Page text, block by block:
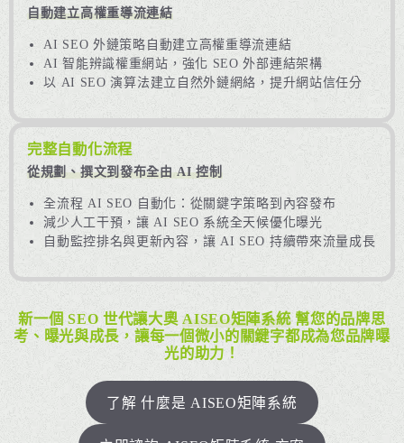
自動建立高權重導流連結
AI SEO 外鏈策略自動建立高權重導流連結
AI 智能辨識權重網站，強化 SEO 外部連結架構
以 AI SEO 演算法建立自然外鏈網絡，提升網站信任分
完整自動化流程
從規劃、撰文到發布全由 AI 控制
全流程 AI SEO 自動化：從關鍵字策略到內容發布
減少人工干預，讓 AI SEO 系統全天候優化曝光
自動監控排名與更新內容，讓 AI SEO 持續帶來流量成長
新一個 SEO 世代讓大奧AISEO矩陣系統幫您的品牌思
考、曝光與成長，讓每一個微小的關鍵字都成為您品牌曝
光的助力！
了解 什麼是 AISEO矩陣系統